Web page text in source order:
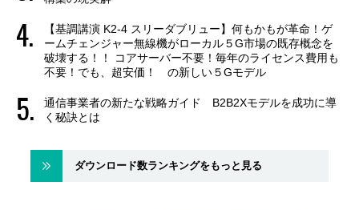
【基調講演 K2-4 スリーダブリュー】何もかもが革命！ゲ
ームチェンジャー無線機がローカル５G市場の既存概念を
破壊する！！ コアサーバー不要！毎年のライセンス費用も
不要！でも、超安価！ の新しい５Gモデル
通信事業者の新たな戦略ガイド B2B2Xモデルを成功に導
く秘訣とは
ダウンロード数ランキングをもっと見る